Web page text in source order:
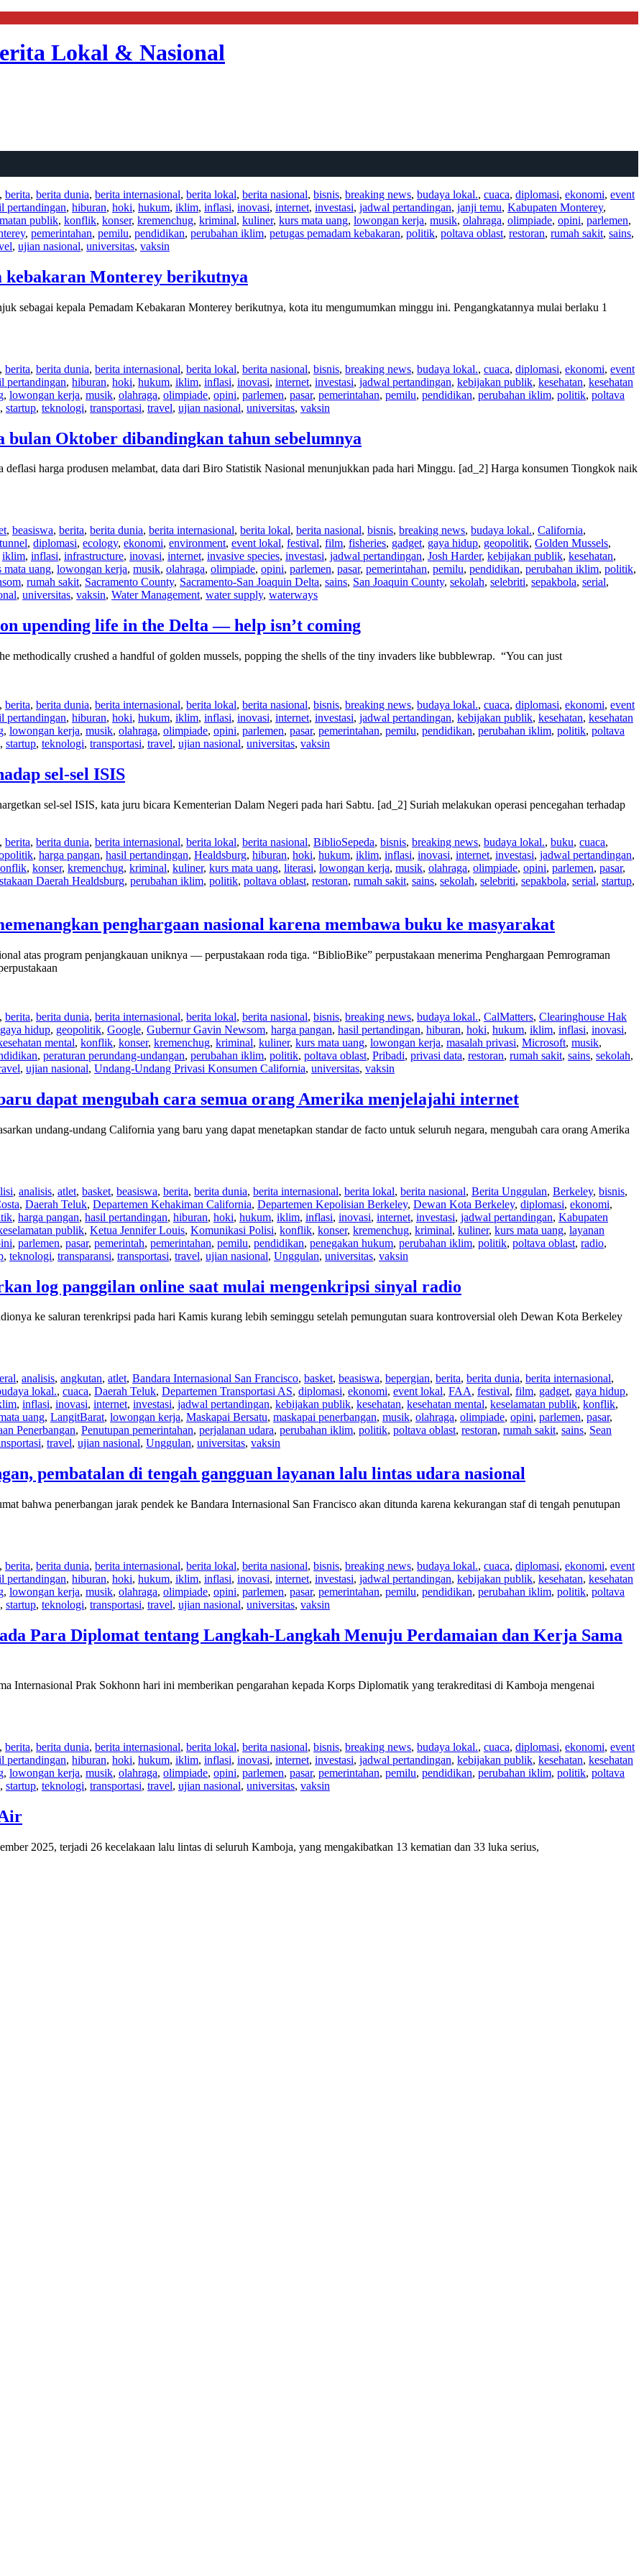
Lokal & Nasional
, berita, berita dunia, berita internasional, berita lokal, berita nasional, bisnis, breaking news, budaya lokal., cuaca, diplomasi, ekonomi, event
pertandingan, hiburan, hoki, hukum, iklim, inflasi, inovasi, internet, investasi, jadwal pertandingan, janji temu, Kabupaten Monterey,
publik, konflik, konser, kremenchug, kriminal, kuliner, kurs mata uang, lowongan kerja, musik, olahraga, olimpiade, opini, parlemen,
, pemerintahan, pemilu, pendidikan, perubahan iklim, petugas pemadam kebakaran, politik, poltava oblast, restoran, rumah sakit, sains,
, ujian nasional, universitas, vaksin
Monterey berikutnya
sebagai kepala Pemadam Kebakaran Monterey berikutnya, kota itu mengumumkan minggu ini. Pengangkatannya mulai berlaku 1
, berita, berita dunia, berita internasional, berita lokal, berita nasional, bisnis, breaking news, budaya lokal., cuaca, diplomasi, ekonomi, event
pertandingan, hiburan, hoki, hukum, iklim, inflasi, inovasi, internet, investasi, jadwal pertandingan, kebijakan publik, kesehatan, kesehatan
, lowongan kerja, musik, olahraga, olimpiade, opini, parlemen, pasar, pemerintahan, pemilu, pendidikan, perubahan iklim, politik, poltava
, startup, teknologi, transportasi, travel, ujian nasional, universitas, vaksin
Oktober dibandingkan tahun sebelumnya
harga produsen melambat, data dari Biro Statistik Nasional menunjukkan pada hari Minggu. [ad_2] Harga konsumen Tiongkok naik
, beasiswa, berita, berita dunia, berita internasional, berita lokal, berita nasional, bisnis, breaking news, budaya lokal., California,
, diplomasi, ecology, ekonomi, environment, event lokal, festival, film, fisheries, gadget, gaya hidup, geopolitik, Golden Mussels,
iklim, inflasi, infrastructure, inovasi, internet, invasive species, investasi, jadwal pertandingan, Josh Harder, kebijakan publik, kesehatan,
mata uang, lowongan kerja, musik, olahraga, olimpiade, opini, parlemen, pasar, pemerintahan, pemilu, pendidikan, perubahan iklim, politik,
, rumah sakit, Sacramento County, Sacramento-San Joaquin Delta, sains, San Joaquin County, sekolah, selebriti, sepakbola, serial,
, universitas, vaksin, Water Management, water supply, waterways
upending life in the Delta — help isn’t coming
methodically crushed a handful of golden mussels, popping the shells of the tiny invaders like bubblewrap. “You can just
, berita, berita dunia, berita internasional, berita lokal, berita nasional, bisnis, breaking news, budaya lokal., cuaca, diplomasi, ekonomi, event
pertandingan, hiburan, hoki, hukum, iklim, inflasi, inovasi, internet, investasi, jadwal pertandingan, kebijakan publik, kesehatan, kesehatan
, lowongan kerja, musik, olahraga, olimpiade, opini, parlemen, pasar, pemerintahan, pemilu, pendidikan, perubahan iklim, politik, poltava
, startup, teknologi, transportasi, travel, ujian nasional, universitas, vaksin
sel-sel ISIS
sel-sel ISIS, kata juru bicara Kementerian Dalam Negeri pada hari Sabtu. [ad_2] Suriah melakukan operasi pencegahan terhadap
, berita, berita dunia, berita internasional, berita lokal, berita nasional, BiblioSepeda, bisnis, breaking news, budaya lokal., buku, cuaca,
, harga pangan, hasil pertandingan, Healdsburg, hiburan, hoki, hukum, iklim, inflasi, inovasi, internet, investasi, jadwal pertandingan,
, konser, kremenchug, kriminal, kuliner, kurs mata uang, literasi, lowongan kerja, musik, olahraga, olimpiade, opini, parlemen, pasar,
Daerah Healdsburg, perubahan iklim, politik, poltava oblast, restoran, rumah sakit, sains, sekolah, selebriti, sepakbola, serial, startup,
penghargaan nasional karena membawa buku ke masyarakat
atas program penjangkauan uniknya — perpustakaan roda tiga. “BiblioBike” perpustakaan menerima Penghargaan Pemrograman
, berita, berita dunia, berita internasional, berita lokal, berita nasional, bisnis, breaking news, budaya lokal., CalMatters, Clearinghouse Hak
gaya hidup, geopolitik, Google, Gubernur Gavin Newsom, harga pangan, hasil pertandingan, hiburan, hoki, hukum, iklim, inflasi, inovasi,
mental, konflik, konser, kremenchug, kriminal, kuliner, kurs mata uang, lowongan kerja, masalah privasi, Microsoft, musik,
, peraturan perundang-undangan, perubahan iklim, politik, poltava oblast, Pribadi, privasi data, restoran, rumah sakit, sains, sekolah,
, ujian nasional, Undang-Undang Privasi Konsumen California, universitas, vaksin
dapat mengubah cara semua orang Amerika menjelajahi internet
undang-undang California yang baru yang dapat menetapkan standar de facto untuk seluruh negara, mengubah cara orang Amerika
, analisis, atlet, basket, beasiswa, berita, berita dunia, berita internasional, berita lokal, berita nasional, Berita Unggulan, Berkeley, bisnis,
, Daerah Teluk, Departemen Kehakiman California, Departemen Kepolisian Berkeley, Dewan Kota Berkeley, diplomasi, ekonomi,
, harga pangan, hasil pertandingan, hiburan, hoki, hukum, iklim, inflasi, inovasi, internet, investasi, jadwal pertandingan, Kabupaten
publik, Ketua Jennifer Louis, Komunikasi Polisi, konflik, konser, kremenchug, kriminal, kuliner, kurs mata uang, layanan
, parlemen, pasar, pemerintah, pemerintahan, pemilu, pendidikan, penegakan hukum, perubahan iklim, politik, poltava oblast, radio,
, teknologi, transparansi, transportasi, travel, ujian nasional, Unggulan, universitas, vaksin
log panggilan online saat mulai mengenkripsi sinyal radio
ke saluran terenkripsi pada hari Kamis kurang lebih seminggu setelah pemungutan suara kontroversial oleh Dewan Kota Berkeley
, analisis, angkutan, atlet, Bandara Internasional San Francisco, basket, beasiswa, bepergian, berita, berita dunia, berita internasional,
lokal., cuaca, Daerah Teluk, Departemen Transportasi AS, diplomasi, ekonomi, event lokal, FAA, festival, film, gadget, gaya hidup,
, inflasi, inovasi, internet, investasi, jadwal pertandingan, kebijakan publik, kesehatan, kesehatan mental, keselamatan publik, konflik,
uang, LangitBarat, lowongan kerja, Maskapai Bersatu, maskapai penerbangan, musik, olahraga, olimpiade, opini, parlemen, pasar,
Penerbangan, Penutupan pemerintahan, perjalanan udara, perubahan iklim, politik, poltava oblast, restoran, rumah sakit, sains, Sean
, travel, ujian nasional, Unggulan, universitas, vaksin
pembatalan di tengah gangguan layanan lalu lintas udara nasional
bahwa penerbangan jarak pendek ke Bandara Internasional San Francisco akan ditunda karena kekurangan staf di tengah penutupan
, berita, berita dunia, berita internasional, berita lokal, berita nasional, bisnis, breaking news, budaya lokal., cuaca, diplomasi, ekonomi, event
pertandingan, hiburan, hoki, hukum, iklim, inflasi, inovasi, internet, investasi, jadwal pertandingan, kebijakan publik, kesehatan, kesehatan
, lowongan kerja, musik, olahraga, olimpiade, opini, parlemen, pasar, pemerintahan, pemilu, pendidikan, perubahan iklim, politik, poltava
, startup, teknologi, transportasi, travel, ujian nasional, universitas, vaksin
Para Diplomat tentang Langkah-Langkah Menuju Perdamaian dan Kerja Sama
Internasional Prak Sokhonn hari ini memberikan pengarahan kepada Korps Diplomatik yang terakreditasi di Kamboja mengenai
, berita, berita dunia, berita internasional, berita lokal, berita nasional, bisnis, breaking news, budaya lokal., cuaca, diplomasi, ekonomi, event
pertandingan, hiburan, hoki, hukum, iklim, inflasi, inovasi, internet, investasi, jadwal pertandingan, kebijakan publik, kesehatan, kesehatan
, lowongan kerja, musik, olahraga, olimpiade, opini, parlemen, pasar, pemerintahan, pemilu, pendidikan, perubahan iklim, politik, poltava
, startup, teknologi, transportasi, travel, ujian nasional, universitas, vaksin
2025, terjadi 26 kecelakaan lalu lintas di seluruh Kamboja, yang mengakibatkan 13 kematian dan 33 luka serius,